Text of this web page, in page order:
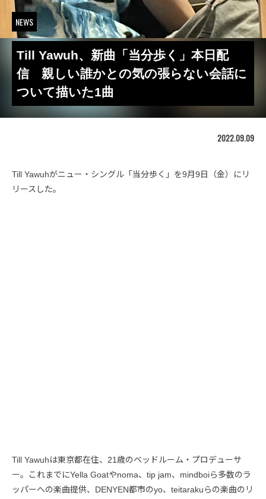
NEWS
Till Yawuh、新曲「当分歩く」本日配
信 親しい誰かとの気の張らない会話に
ついて描いた1曲
2022.09.09
Till Yawuhがニュー・シングル「当分歩く」を9月9日（金）にリ
リースした。
Till Yawuhは東京都在住、21歳のベッドルーム・プロデューサ
ー。これまでにYella Goatやnoma、tip jam、mindboiら多数のラ
ッパーへの楽曲提供、DENYEN都市のyo、teitarakuらの楽曲のリ